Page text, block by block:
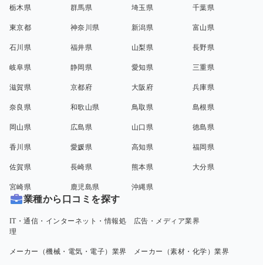
栃木県 群馬県 埼玉県 千葉県
東京都 神奈川県 新潟県 富山県
石川県 福井県 山梨県 長野県
岐阜県 静岡県 愛知県 三重県
滋賀県 京都府 大阪府 兵庫県
奈良県 和歌山県 鳥取県 島根県
岡山県 広島県 山口県 徳島県
香川県 愛媛県 高知県 福岡県
佐賀県 長崎県 熊本県 大分県
宮崎県 鹿児島県 沖縄県
業種から口コミを探す
IT・通信・インターネット・情報処
理
広告・メディア業界
メーカー（機械・電気・電子）業界 メーカー（素材・化学）業界